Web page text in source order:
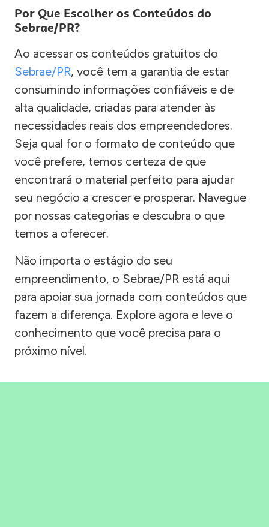
Por Que Escolher os Conteúdos do
Sebrae/PR?
Ao acessar os conteúdos gratuitos do
Sebrae/PR, você tem a garantia de estar
consumindo informações confiáveis e de
alta qualidade, criadas para atender às
necessidades reais dos empreendedores.
Seja qual for o formato de conteúdo que
você prefere, temos certeza de que
encontrará o material perfeito para ajudar
seu negócio a crescer e prosperar. Navegue
por nossas categorias e descubra o que
temos a oferecer.
Não importa o estágio do seu
empreendimento, o Sebrae/PR está aqui
para apoiar sua jornada com conteúdos que
fazem a diferença. Explore agora e leve o
conhecimento que você precisa para o
próximo nível.